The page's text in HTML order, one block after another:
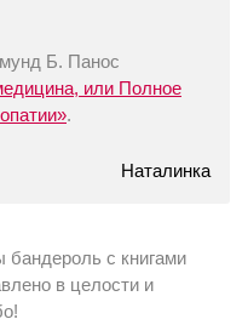
Б. Панос
или Полное
.
Наталинка
с книгами
в целости и